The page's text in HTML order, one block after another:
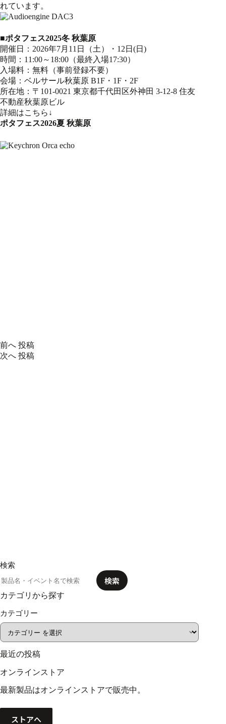
れています。
■ポタフェス2025冬 秋葉原
開催日：2026年7月11日（土）・12日(日)
時間：11:00～18:00（最終入場17:30）
入場料：無料（事前登録不要）
会場：ベルサール秋葉原 B1F・1F・2F
所在地：〒101-0021 東京都千代田区外神田 3-12-8 住友
不動産秋葉原ビル
詳細はこちら↓
ポタフェス2026夏 秋葉原
前へ 投稿
次へ 投稿
検索
検索
カテゴリから探す
カテゴリー
最近の投稿
オンラインストア
最新製品はオンラインストアで販売中。
ストアへ